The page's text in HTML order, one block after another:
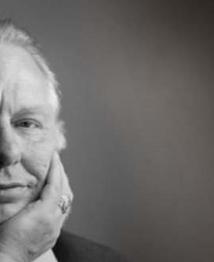
de
Leider van
Criminon
Narconon
De Feiten over Drugs
United for Human Rights
Citizens Commission on Human Rights
Scientology Volunteer Ministers